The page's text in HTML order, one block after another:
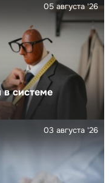
в системе
05 августа '26
03 августа '26